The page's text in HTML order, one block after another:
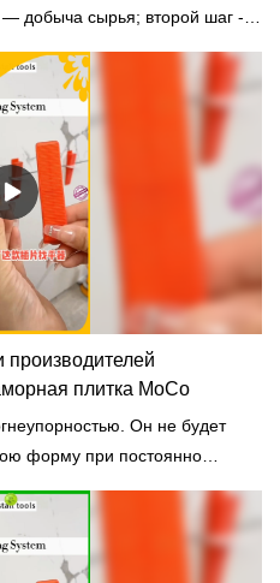
добыча сырья; второй шаг -
производителей
плитка MoCo
Он не будет
форму при постоянно